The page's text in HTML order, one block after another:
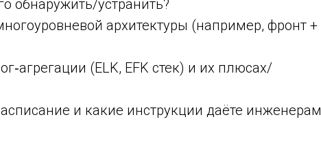
обнаружить/устранить?
архитектуры (например, фронт +
(ELK, EFK стек) и их плюсах/
и какие инструкции даёте инженерам